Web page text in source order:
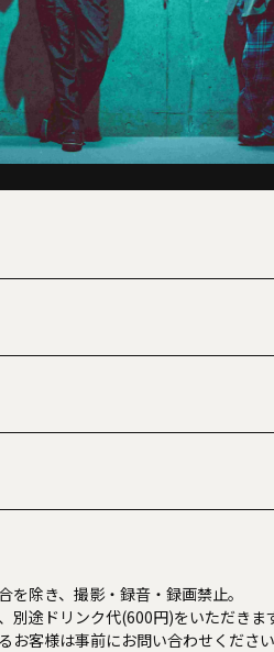
を除き、撮影‧録⾳‧録画禁⽌。
途ドリンク代(600円)をいただきま
客様は事前にお問い合わせください